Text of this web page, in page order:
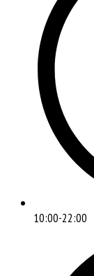
10:00-22:00